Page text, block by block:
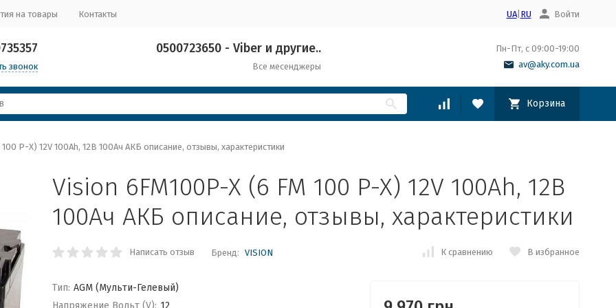
на товары Контакты UA| RU Войти
звонок
0500723650 - Viber и другие..
Все месенджеры
Пн-Пт, с 09:00-19:00
av@aky.com.ua
Корзина
P-X) 12V 100Ah, 12В 100Ач АКБ описание, отзывы, характеристики
Vision 6FM100P-X (6 FM 100 P-X) 12V 100Ah, 12В
100Ач АКБ описание, отзывы, характеристики
Написать отзыв Бренд: VISION К сравнению В избранное
Тип: AGM (Мульти-Гелевый)
Напряжение Вольт (V): 12